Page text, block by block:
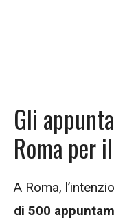
Gli
Roma per
A Roma,
di 500